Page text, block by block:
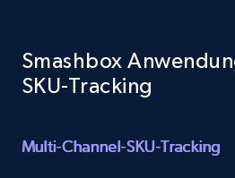
1.3K+ 176+
Target - Discover products
Smashbox
SKU-Tracking
Multi-Channel-SKU-Tracking